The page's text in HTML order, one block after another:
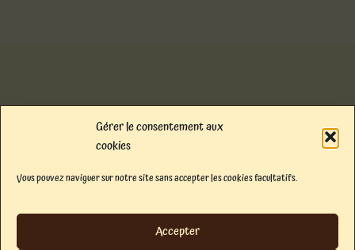
Gérer le consentement aux
cookies
Vous pouvez naviguer sur notre site sans accepter les cookies facultatifs.
Accepter